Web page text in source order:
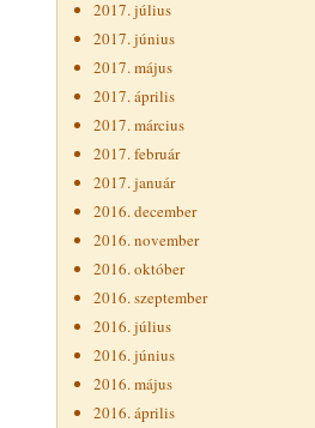
2017. július
2017. június
2017. május
2017. április
2017. március
2017. február
2017. január
2016. december
2016. november
2016. október
2016. szeptember
2016. július
2016. június
2016. május
2016. április